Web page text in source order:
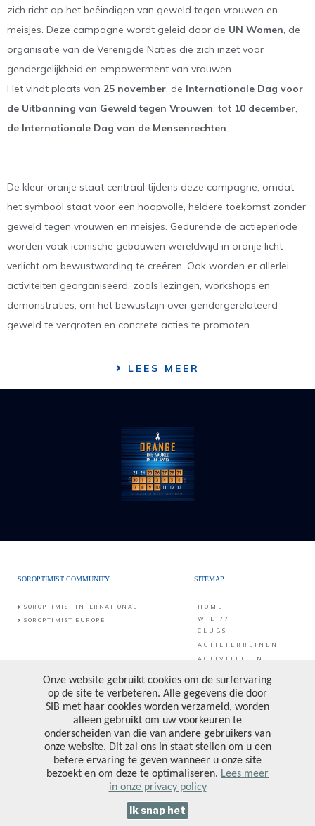
zich richt op het beëindigen van geweld tegen vrouwen en
meisjes. Deze campagne wordt geleid door de UN Women, de
organisatie van de Verenigde Naties die zich inzet voor
gendergelijkheid en empowerment van vrouwen.
Het vindt plaats van 25 november, de Internationale Dag voor
de Uitbanning van Geweld tegen Vrouwen, tot 10 december,
de Internationale Dag van de Mensenrechten.
De kleur oranje staat centraal tijdens deze campagne, omdat
het symbool staat voor een hoopvolle, heldere toekomst zonder
geweld tegen vrouwen en meisjes. Gedurende de actieperiode
worden vaak iconische gebouwen wereldwijd in oranje licht
verlicht om bewustwording te creëren. Ook worden er allerlei
activiteiten georganiseerd, zoals lezingen, workshops en
demonstraties, om het bewustzijn over gendergerelateerd
geweld te vergroten en concrete acties te promoten.
LEES MEER
SOROPTIMIST COMMUNITY
SOROPTIMIST INTERNATIONAL
SOROPTIMIST EUROPE
SITEMAP
HOME
WIE ??
CLUBS
ACTIETERREINEN
ACTIVITEITEN
DONATE
PRIVACY POLICY
Middaglijnstraat 10
1210 Brussel
Bankrekening: BE25 0017 6998 6682
Ondernemingsnummer: 0473.157.090
CONTACTEER ONS
VOLG ONS
© 2026 All rights reserved. Design by